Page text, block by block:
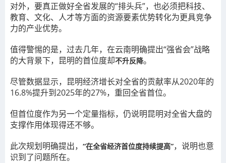
对外，要真正做好全省发展的“排头兵”，也必须把科技、
教育、文化、人才等方面的资源要素优势转化为更具竞争
力的产业优势。
值得警惕的是，过去几年，在云南明确提出“强省会”战略
的大背景下，昆明的首位度却不升反降。
尽管数据显示，昆明经济增长对全省的贡献率从2020年的
16.8%提升到2025年的27%，重回全省首位。
但首位度作为另一个定量指标，仍说明昆明对全省大盘的
支撑作用体现得还不够。
此次规划明确提出， “在全省经济首位度持续提高”，说明也意
识到了问题所在。